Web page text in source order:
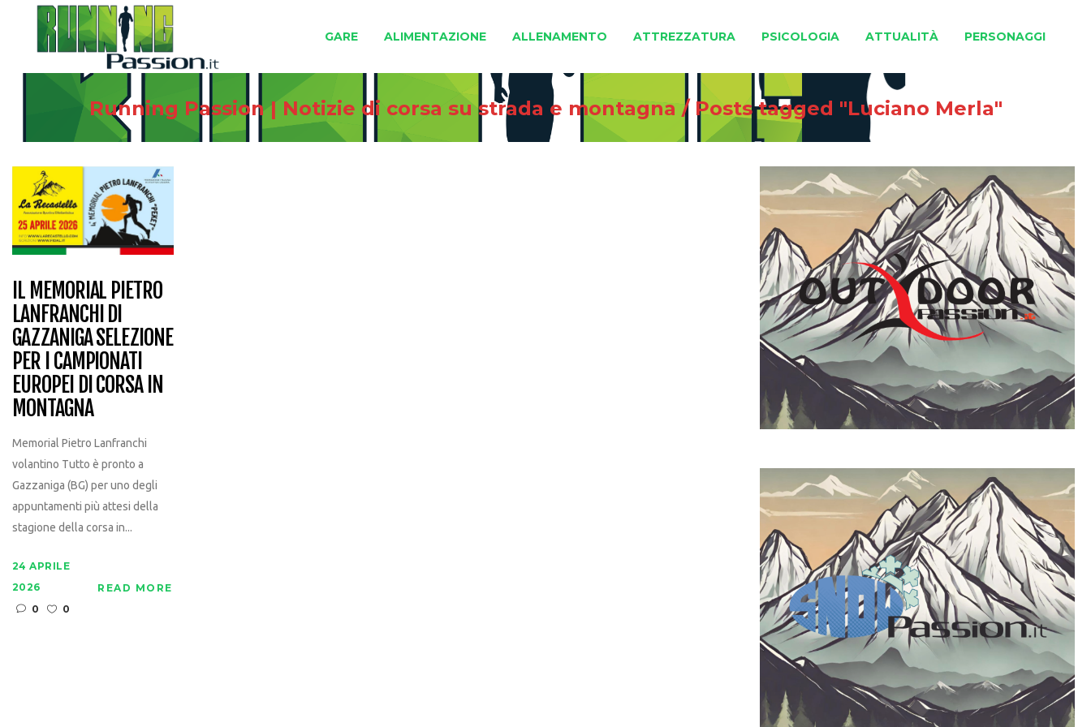
GARE ALIMENTAZIONE ALLENAMENTO ATTREZZATURA PSICOLOGIA ATTUALITÀ PERSONAGGI
Running Passion | Notizie di corsa su strada e montagna / Posts tagged "Luciano Merla"
IL MEMORIAL PIETRO
LANFRANCHI DI
GAZZANIGA SELEZIONE
PER I CAMPIONATI
EUROPEI DI CORSA IN
MONTAGNA
Memorial Pietro Lanfranchi
volantino Tutto è pronto a
Gazzaniga (BG) per uno degli
appuntamenti più attesi della
stagione della corsa in...
24 APRILE
2026
0
0
READ MORE